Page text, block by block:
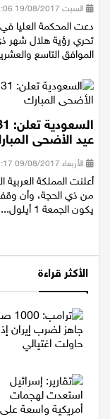
السبت 19/08/2017 15:06
دعت المحكمة العليا
الموافق التاسع
عيد الأضحى
الأربعاء 09/08/2017 11:17
يكون الجمعة 1 أيلول...
الأكثر قراءة